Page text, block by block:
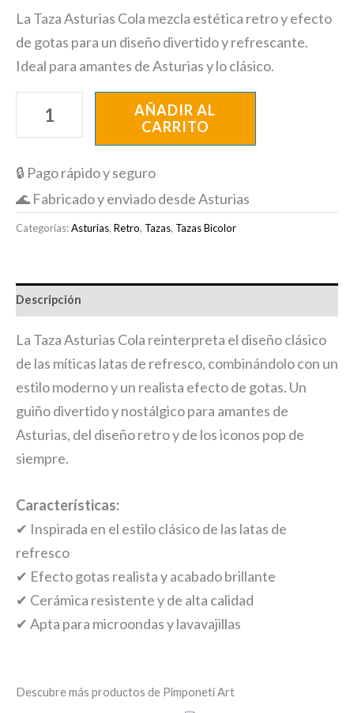
La Taza Asturias Cola mezcla estética retro y efecto
de gotas para un diseño divertido y refrescante.
Ideal para amantes de Asturias y lo clásico.
AÑADIR AL
CARRITO
🔒 Pago rápido y seguro
🌊 Fabricado y enviado desde Asturias
Categorías:Asturias, Retro, Tazas, Tazas Bicolor
Descripción
La Taza Asturias Cola reinterpreta el diseño clásico
de las míticas latas de refresco, combinándolo con un
estilo moderno y un realista efecto de gotas. Un
guiño divertido y nostálgico para amantes de
Asturias, del diseño retro y de los iconos pop de
siempre.
Características:
✔ Inspirada en el estilo clásico de las latas de
refresco
✔ Efecto gotas realista y acabado brillante
✔ Cerámica resistente y de alta calidad
✔ Apta para microondas y lavavajillas
Descubre más productos de Pimponeti Art